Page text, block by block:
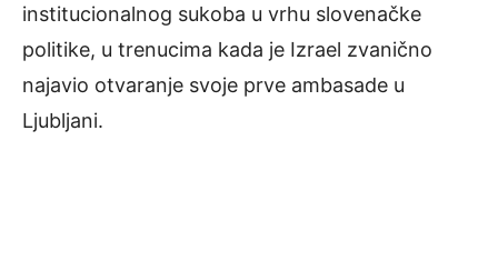
institucionalnog sukoba u vrhu slovenačke
politike, u trenucima kada je Izrael zvanično
najavio otvaranje svoje prve ambasade u
Ljubljani.